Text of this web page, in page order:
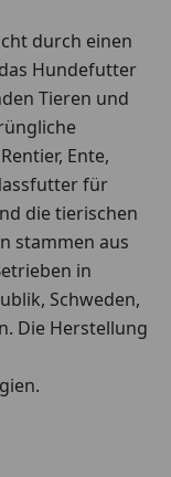
durch einen
Hundefutter
Tieren und
Ente,
für
die tierischen
stammen aus
in
Schweden,
Die Herstellung